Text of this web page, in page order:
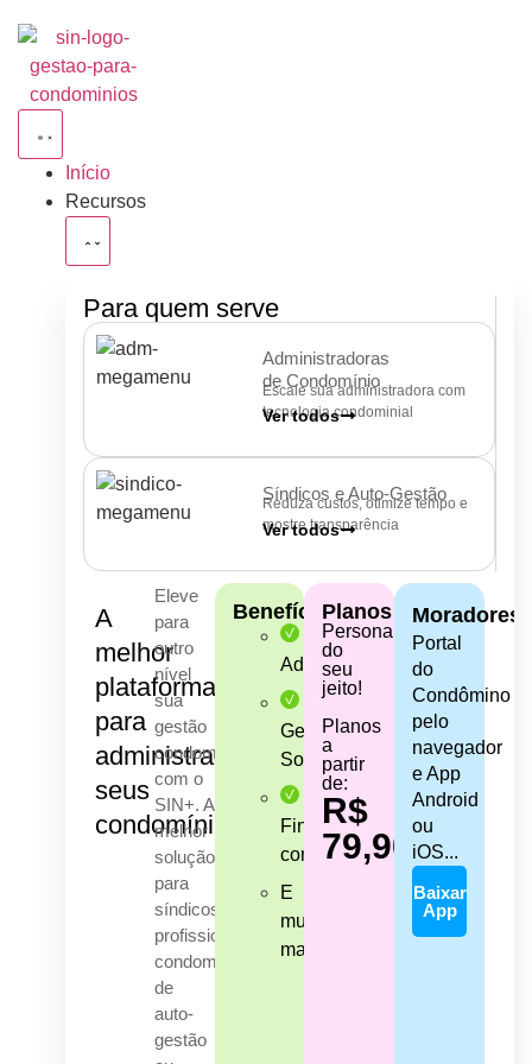
Início
Recursos
Para quem serve
Administradoras
de Condomínio
Escale sua administradora com
tecnologia condominial
Ver todos
Síndicos e Auto-Gestão
Reduza custos, otimize tempo e
mostre transparência
Ver todos
A
melhor
plataforma
para
administrar
seus
condomínios.
Eleve
para
outro
nível
sua
gestão
condominial
com o
SIN+. A
melhor
solução
para
síndicos
profissionais,
condomínios
de
auto-
gestão
Benefícios
Administrativo
Gestão
Social
Financeiro
completo
E
muito
mais...
Planos
Personalize
do
seu
jeito!
Planos
a
partir
de:
R$
79,90
Moradores
Portal
do
Condômino
pelo
navegador
e App
Android
ou
iOS...
Baixar
App